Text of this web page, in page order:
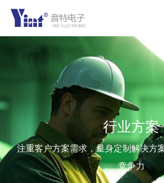
行业方案
注重客户方案需求，量身定制解决方
竞争力